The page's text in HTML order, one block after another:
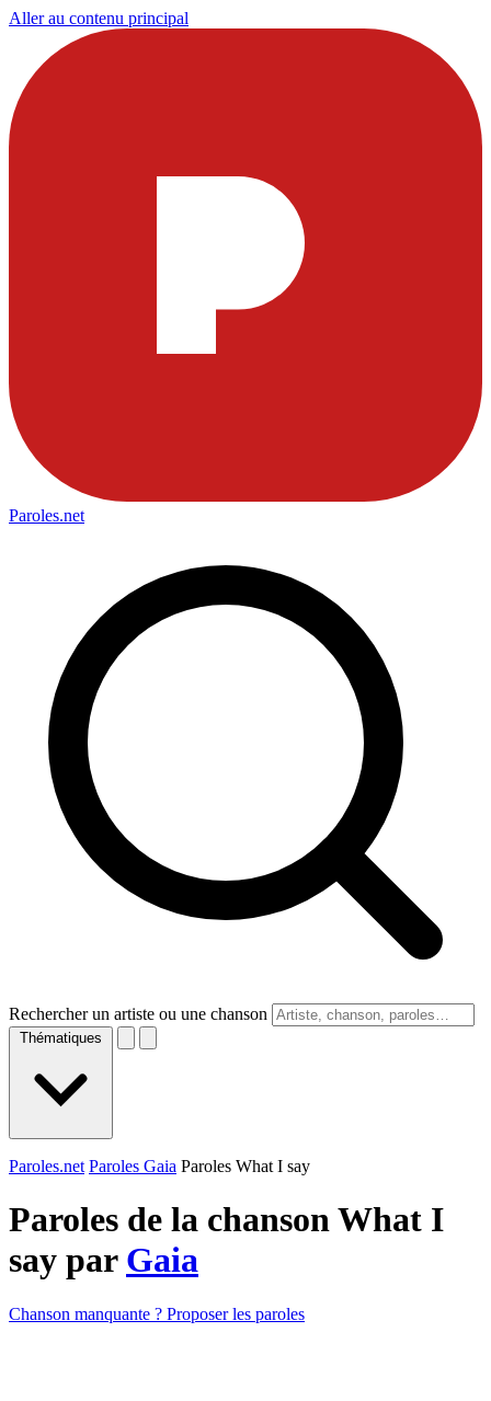
Aller au contenu principal
Paroles.net
Rechercher un artiste ou une chanson
Thématiques
Paroles.net Paroles Gaia Paroles What I say
Paroles de la chanson What I
say par Gaia
Chanson manquante ? Proposer les paroles